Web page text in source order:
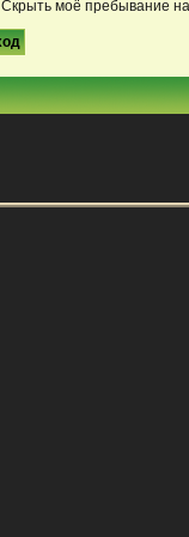
Скрыть моё пребывание